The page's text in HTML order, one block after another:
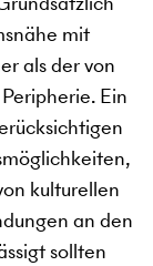
mit
als der von
Ein
kulturellen
an den
sollten